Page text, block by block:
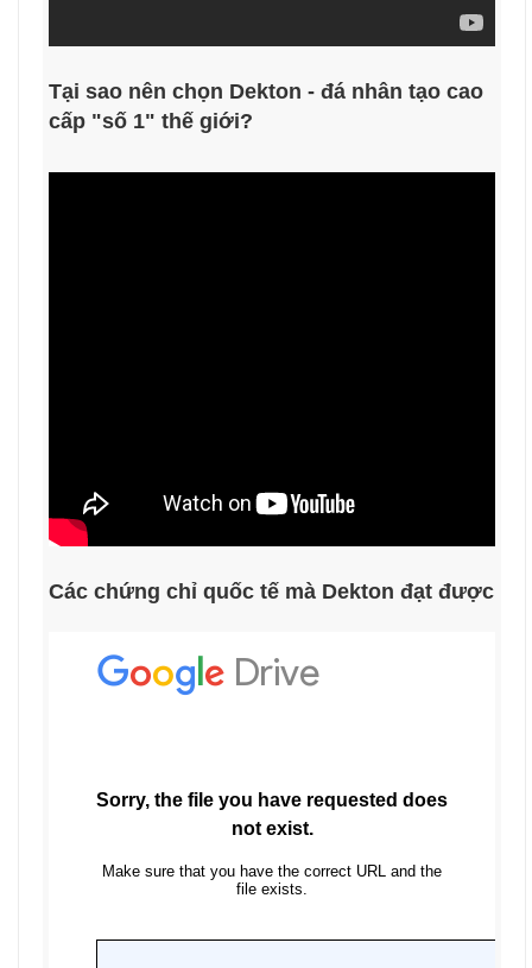
Tại sao nên chọn Dekton - đá nhân tạo cao
cấp "số 1" thế giới?
Các chứng chỉ quốc tế mà Dekton đạt được